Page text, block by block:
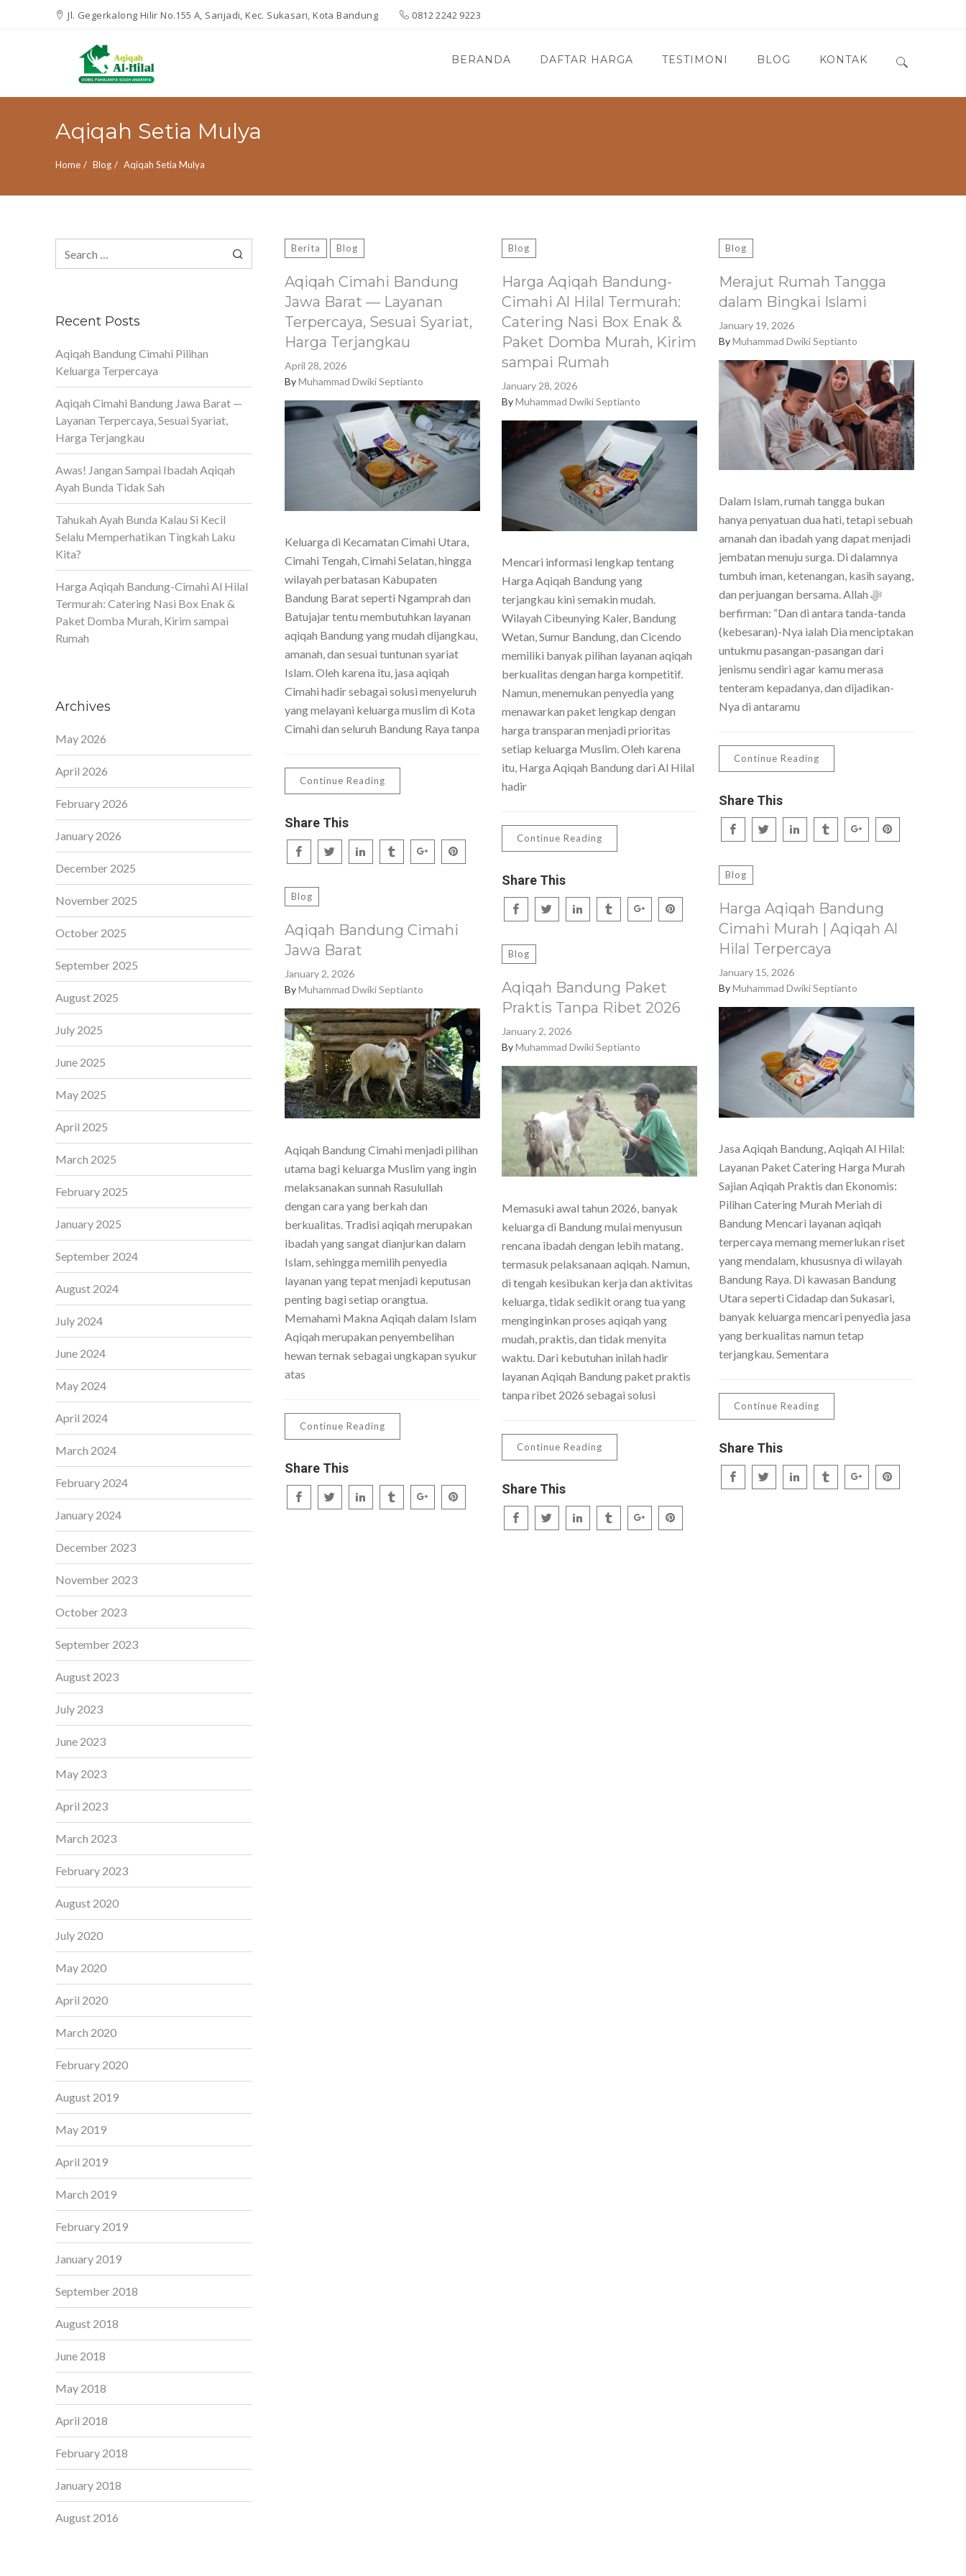
Jl. Gegerkalong Hilir No.155 A, Sarijadi, Kec. Sukasari, Kota Bandung 0812 2242 9223
BERANDA DAFTAR HARGA TESTIMONI BLOG KONTAK
Aqiqah Setia Mulya
Home Blog Aqiqah Setia Mulya
Berita Blog
Aqiqah Cimahi Bandung
Jawa Barat — Layanan
Terpercaya, Sesuai Syariat,
Harga Terjangkau
April 28, 2026
ByMuhammad Dwiki Septianto
Keluarga di Kecamatan Cimahi Utara,
Cimahi Tengah, Cimahi Selatan, hingga
wilayah perbatasan Kabupaten
Bandung Barat seperti Ngamprah dan
Batujajar tentu membutuhkan layanan
aqiqah Bandung yang mudah dijangkau,
amanah, dan sesuai tuntunan syariat
Islam. Oleh karena itu, jasa aqiqah
Cimahi hadir sebagai solusi menyeluruh
yang melayani keluarga muslim di Kota
Cimahi dan seluruh Bandung Raya tanpa
Continue Reading
Share This
Blog
Harga Aqiqah Bandung-
Cimahi Al Hilal Termurah:
Catering Nasi Box Enak &
Paket Domba Murah, Kirim
sampai Rumah
January 28, 2026
ByMuhammad Dwiki Septianto
Mencari informasi lengkap tentang
Harga Aqiqah Bandung yang
terjangkau kini semakin mudah.
Wilayah Cibeunying Kaler, Bandung
Wetan, Sumur Bandung, dan Cicendo
memiliki banyak pilihan layanan aqiqah
berkualitas dengan harga kompetitif.
Namun, menemukan penyedia yang
menawarkan paket lengkap dengan
harga transparan menjadi prioritas
setiap keluarga Muslim. Oleh karena
itu, Harga Aqiqah Bandung dari Al Hilal
hadir
Continue Reading
Share This
Blog
Merajut Rumah Tangga
dalam Bingkai Islami
January 19, 2026
ByMuhammad Dwiki Septianto
Dalam Islam, rumah tangga bukan
hanya penyatuan dua hati, tetapi sebuah
amanah dan ibadah yang dapat menjadi
jembatan menuju surga. Di dalamnya
tumbuh iman, ketenangan, kasih sayang,
dan perjuangan bersama. Allah ﷻ
berfirman: “Dan di antara tanda-tanda
(kebesaran)-Nya ialah Dia menciptakan
untukmu pasangan-pasangan dari
jenismu sendiri agar kamu merasa
tenteram kepadanya, dan dijadikan-
Nya di antaramu
Continue Reading
Share This
Blog
Harga Aqiqah Bandung
Cimahi Murah | Aqiqah Al
Hilal Terpercaya
January 15, 2026
ByMuhammad Dwiki Septianto
Jasa Aqiqah Bandung, Aqiqah Al Hilal:
Layanan Paket Catering Harga Murah
Sajian Aqiqah Praktis dan Ekonomis:
Pilihan Catering Murah Meriah di
Bandung Mencari layanan aqiqah
terpercaya memang memerlukan riset
yang mendalam, khususnya di wilayah
Bandung Raya. Di kawasan Bandung
Utara seperti Cidadap dan Sukasari,
banyak keluarga mencari penyedia jasa
yang berkualitas namun tetap
terjangkau. Sementara
Continue Reading
Share This
Blog
Aqiqah Bandung Cimahi
Jawa Barat
January 2, 2026
ByMuhammad Dwiki Septianto
Aqiqah Bandung Cimahi menjadi pilihan
utama bagi keluarga Muslim yang ingin
melaksanakan sunnah Rasulullah
dengan cara yang berkah dan
berkualitas. Tradisi aqiqah merupakan
ibadah yang sangat dianjurkan dalam
Islam, sehingga memilih penyedia
layanan yang tepat menjadi keputusan
penting bagi setiap orangtua.
Memahami Makna Aqiqah dalam Islam
Aqiqah merupakan penyembelihan
hewan ternak sebagai ungkapan syukur
atas
Continue Reading
Share This
Blog
Aqiqah Bandung Paket
Praktis Tanpa Ribet 2026
January 2, 2026
ByMuhammad Dwiki Septianto
Memasuki awal tahun 2026, banyak
keluarga di Bandung mulai menyusun
rencana ibadah dengan lebih matang,
termasuk pelaksanaan aqiqah. Namun,
di tengah kesibukan kerja dan aktivitas
keluarga, tidak sedikit orang tua yang
menginginkan proses aqiqah yang
mudah, praktis, dan tidak menyita
waktu. Dari kebutuhan inilah hadir
layanan Aqiqah Bandung paket praktis
tanpa ribet 2026 sebagai solusi
Continue Reading
Share This
for:
Recent Posts
Aqiqah Bandung Cimahi Pilihan
Keluarga Terpercaya
Aqiqah Cimahi Bandung Jawa Barat —
Layanan Terpercaya, Sesuai Syariat,
Harga Terjangkau
Awas! Jangan Sampai Ibadah Aqiqah
Ayah Bunda Tidak Sah
Tahukah Ayah Bunda Kalau Si Kecil
Selalu Memperhatikan Tingkah Laku
Kita?
Harga Aqiqah Bandung-Cimahi Al Hilal
Termurah: Catering Nasi Box Enak &
Paket Domba Murah, Kirim sampai
Rumah
Archives
May 2026
April 2026
February 2026
January 2026
December 2025
November 2025
October 2025
September 2025
August 2025
July 2025
June 2025
May 2025
April 2025
March 2025
February 2025
January 2025
September 2024
August 2024
July 2024
June 2024
May 2024
April 2024
March 2024
February 2024
January 2024
December 2023
November 2023
October 2023
September 2023
August 2023
July 2023
June 2023
May 2023
April 2023
March 2023
February 2023
August 2020
July 2020
May 2020
April 2020
March 2020
February 2020
August 2019
May 2019
April 2019
March 2019
February 2019
January 2019
September 2018
August 2018
June 2018
May 2018
April 2018
February 2018
January 2018
August 2016